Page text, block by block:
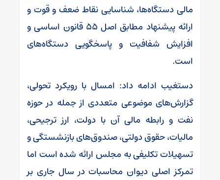
مالی دستگاه‌ها، شناسایی نقاط ضعف و قوت و
ارائه پیشنهاد مطابق اصل ۵۵ قانون اساسی و
افزایش شفافیت و پاسخگویی دستگاه‌های
است.
دستغیب ادامه داد: امسال با رویکرد تحولی،
گزارش‌های موضوعی متعددی از جمله در حوزه
نفت و رابطه مالی آن با دولت، ارز ترجیحی،
مالیات، حقوق دولتی، صندوق‌های بازنشستگی و
تسهیلات تکلیفی به مجلس ارائه شده است اما
تمرکز اصلی دیوان محاسبات در سال جاری بر